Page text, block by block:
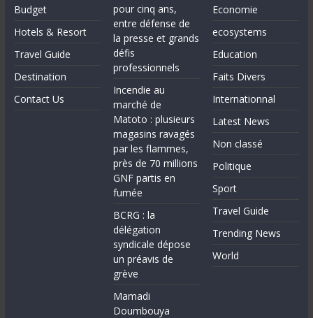
Budget
Hotels & Resort
Travel Guide
Destination
Contact Us
pour cinq ans,
entre défense de
la presse et grands
défis
professionnels
Incendie au
marché de
Matoto : plusieurs
magasins ravagés
par les flammes,
près de 70 millions
GNF partis en
fumée
BCRG : la
délégation
syndicale dépose
un préavis de
grève
Mamadi
Doumbouya
Economie
ecosystems
Education
Faits Divers
Internationnal
Latest News
Non classé
Politique
Sport
Travel Guide
Trending News
World